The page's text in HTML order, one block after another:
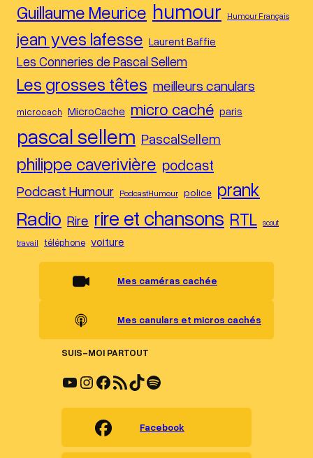
Guillaume Meurice humour Humour Français
jean yves lafesse Laurent Baffie
Les Conneries de Pascal Sellem
Les grosses têtes meilleurs canulars
microcach MicroCache micro caché paris
pascal sellem PascalSellem
philippe caverivière podcast
Podcast Humour PodcastHumour police prank
Radio Rire rire et chansons RTL scout
travail téléphone voiture
Mes caméras cachée
Mes canulars et micros cachés
SUIS-MOI PARTOUT
YouTube Instagram Facebook Flux RSS TikTok Spotify
Facebook